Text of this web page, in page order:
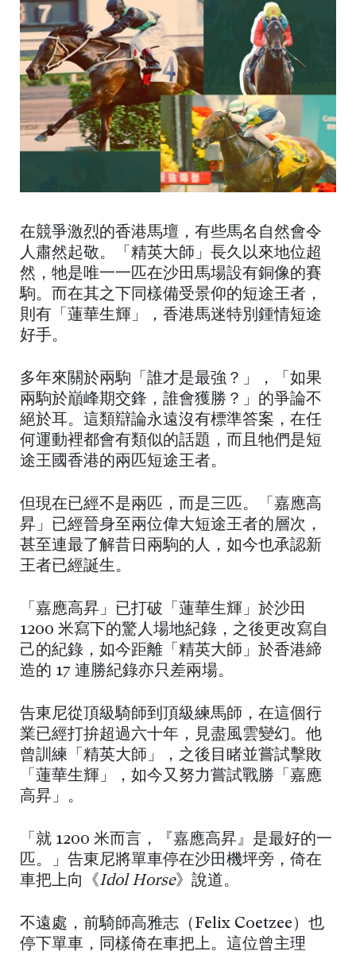
在競爭激烈的香港馬壇，有些馬名自然會令
人肅然起敬。「精英大師」長久以來地位超
然，牠是唯一一匹在沙田馬場設有銅像的賽
駒。而在其之下同樣備受景仰的短途王者，
則有「蓮華生輝」，香港馬迷特別鍾情短途
好手。
多年來關於兩駒「誰才是最強？」，「如果
兩駒於巔峰期交鋒，誰會獲勝？」的爭論不
絕於耳。這類辯論永遠沒有標準答案，在任
何運動裡都會有類似的話題，而且牠們是短
途王國香港的兩匹短途王者。
但現在已經不是兩匹，而是三匹。「嘉應高
昇」已經晉身至兩位偉大短途王者的層次，
甚至連最了解昔日兩駒的人，如今也承認新
王者已經誕生。
「嘉應高昇」已打破「蓮華生輝」於沙田
1200 米寫下的驚人場地紀錄，之後更改寫自
己的紀錄，如今距離「精英大師」於香港締
造的 17 連勝紀錄亦只差兩場。
告東尼從頂級騎師到頂級練馬師，在這個行
業已經打拚超過六十年，見盡風雲變幻。他
曾訓練「精英大師」，之後目睹並嘗試擊敗
「蓮華生輝」，如今又努力嘗試戰勝「嘉應
高昇」。
「就 1200 米而言，『嘉應高昇』是最好的一
匹。」告東尼將單車停在沙田機坪旁，倚在
車把上向《Idol Horse》說道。
不遠處，前騎師高雅志（Felix Coetzee）也
停下單車，同樣倚在車把上。這位曾主理